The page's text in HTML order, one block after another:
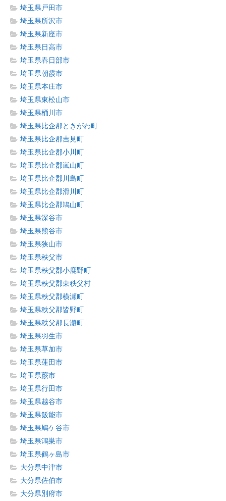
埼玉県戸田市
埼玉県所沢市
埼玉県新座市
埼玉県日高市
埼玉県春日部市
埼玉県朝霞市
埼玉県本庄市
埼玉県東松山市
埼玉県桶川市
埼玉県比企郡ときがわ町
埼玉県比企郡吉見町
埼玉県比企郡小川町
埼玉県比企郡嵐山町
埼玉県比企郡川島町
埼玉県比企郡滑川町
埼玉県比企郡鳩山町
埼玉県深谷市
埼玉県熊谷市
埼玉県狭山市
埼玉県秩父市
埼玉県秩父郡小鹿野町
埼玉県秩父郡東秩父村
埼玉県秩父郡横瀬町
埼玉県秩父郡皆野町
埼玉県秩父郡長瀞町
埼玉県羽生市
埼玉県草加市
埼玉県蓮田市
埼玉県蕨市
埼玉県行田市
埼玉県越谷市
埼玉県飯能市
埼玉県鳩ケ谷市
埼玉県鴻巣市
埼玉県鶴ヶ島市
大分県中津市
大分県佐伯市
大分県別府市